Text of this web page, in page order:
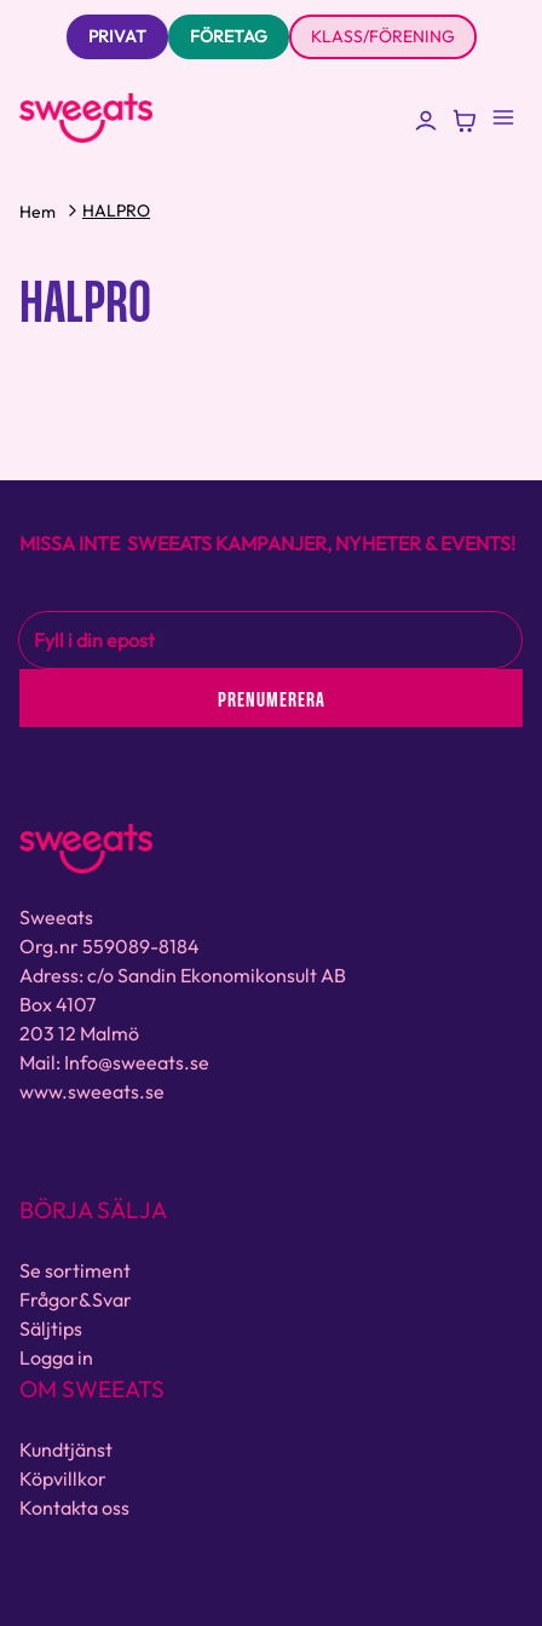
PRIVAT FÖRETAG KLASS/FÖRENING
Hem HALPRO
HALPRO
MISSA INTE SWEEATS KAMPANJER, NYHETER & EVENTS!
PRENUMERERA
Sweeats
Org.nr 559089-8184
Adress: c/o Sandin Ekonomikonsult AB
Box 4107
203 12 Malmö
Mail: Info@sweeats.se
www.sweeats.se
BÖRJA SÄLJA
Se sortiment
Frågor&Svar
Säljtips
Logga in
OM SWEEATS
Kundtjänst
Köpvillkor
Kontakta oss